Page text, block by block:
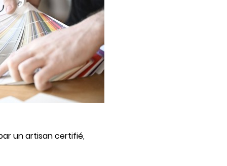
un artisan certifié,